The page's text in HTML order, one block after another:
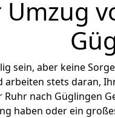
sein, aber keine
arbeiten stets daran,
nach Güglingen
haben oder ein